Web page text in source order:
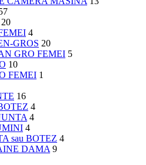
20
4
GROS 20
GRO FEMEI 5
10
FEMEI 1
16
4
4
4
sau BOTEZ 4
DAMA 9